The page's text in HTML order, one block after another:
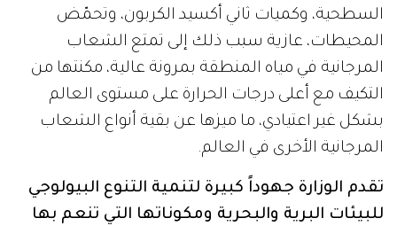
السطحية، وكميات ثاني أكسيد الكربون، وتحمّض
المحيطات، عازية سبب ذلك إلى تمتع الشعاب
المرجانية في مياه المنطقة بمرونة عالية، مكنتها من
التكيف مع أعلى درجات الحرارة على مستوى العالم
بشكل غير اعتيادي، ما ميزها عن بقية أنواع الشعاب
المرجانية الأخرى في العالم.
تقدم الوزارة جهوداً كبيرة لتنمية التنوع البيولوجي
للبيئات البرية والبحرية ومكوناتها التي تنعم بها